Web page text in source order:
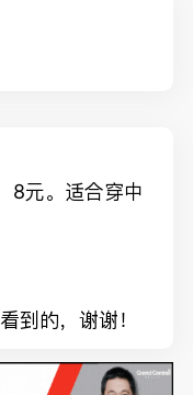
8元。适合穿中
到的，谢谢！